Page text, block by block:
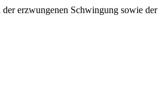
erzwungenen Schwingung sowie der